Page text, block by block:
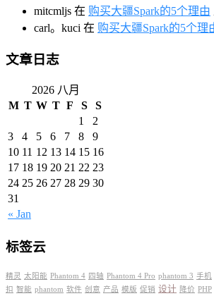
mitcmljs 在 购买大疆Spark的5个理由
carl。kuci 在 购买大疆Spark的5个理
文章日志
2026 八月
M T W T F S S
« Jan
1
2
3
4 5 6 7 8
9
10 11 12 13 14 15 16
17 18 19 20 21 22 23
24 25 26 27 28 29 30
31
标签云
精灵 太阳能 Phantom 4 四轴 Phantom 4 Pro phantom 3 手机
扣 智能 phantom 软件 创意 产品 模版 促销 设计 降价 PHP